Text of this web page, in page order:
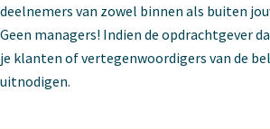
deelnemers van zowel binnen als buiten
Geen managers! Indien de opdrachtgever
je klanten of vertegenwoordigers van de
uitnodigen.